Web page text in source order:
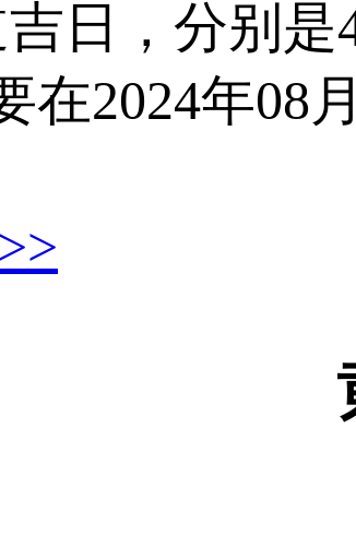
日，分别是
在2024年08
>>